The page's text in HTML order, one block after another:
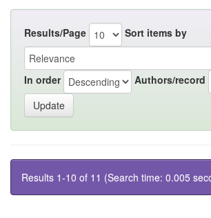
Results/Page Sort items by
In order Authors/record
Results 1-10 of 11 (Search time: 0.005